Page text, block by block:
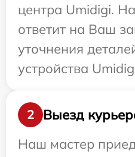
центра Umidigi.
ответит на Ваш
уточнения
устройства
2
Выезд
Наш мастер